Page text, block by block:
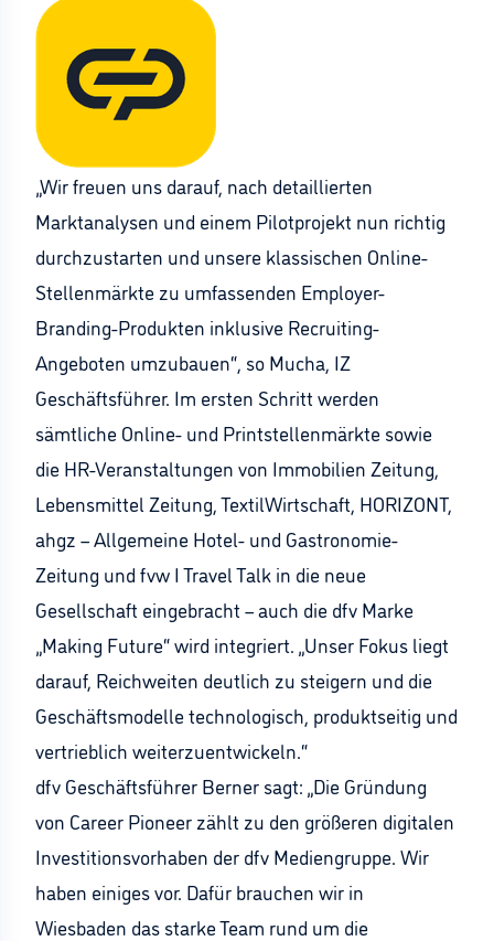
„Wir freuen uns darauf, nach detaillierten
Marktanalysen und einem Pilotprojekt nun richtig
durchzustarten und unsere klassischen Online-
Stellenmärkte zu umfassenden Employer-
Branding-Produkten inklusive Recruiting-
Angeboten umzubauen“, so Mucha, IZ
Geschäftsführer. Im ersten Schritt werden
sämtliche Online- und Printstellenmärkte sowie
die HR-Veranstaltungen von Immobilien Zeitung,
Lebensmittel Zeitung, TextilWirtschaft, HORIZONT,
ahgz – Allgemeine Hotel- und Gastronomie-
Zeitung und fvw I Travel Talk in die neue
Gesellschaft eingebracht – auch die dfv Marke
„Making Future“ wird integriert. „Unser Fokus liegt
darauf, Reichweiten deutlich zu steigern und die
Geschäftsmodelle technologisch, produktseitig und
vertrieblich weiterzuentwickeln.“
dfv Geschäftsführer Berner sagt: „Die Gründung
von Career Pioneer zählt zu den größeren digitalen
Investitionsvorhaben der dfv Mediengruppe. Wir
haben einiges vor. Dafür brauchen wir in
Wiesbaden das starke Team rund um die